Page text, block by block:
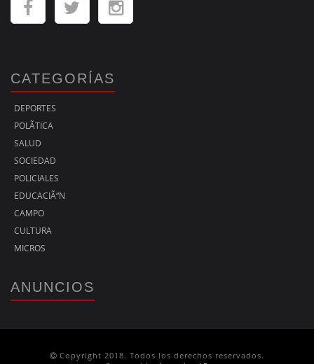
CATEGORÍAS
DEPORTES
POLÃ­TICA
SALUD
SOCIEDAD
POLICIALES
EDUCACIÃ“N
CAMPO
CULTURA
MICROS
ANUNCIOS
Copyright 2018. Todos los derechos reservados.